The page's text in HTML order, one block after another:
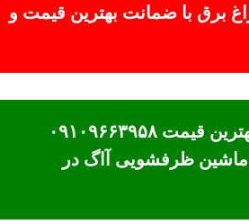
یدکی لیفان در بازار چراغ برق با ضمانت بهترین قیمت و
ماشین ظرفشویی آاگ - قیمت بدونه واسطه ماشین ظرفشویی آاگ در نمایندگی ااگ برتر ضمانت بهترین قیمت ۰۹۱۰۹۶۶۳۹۵۸
ماشین ظرفشویی آاگ در